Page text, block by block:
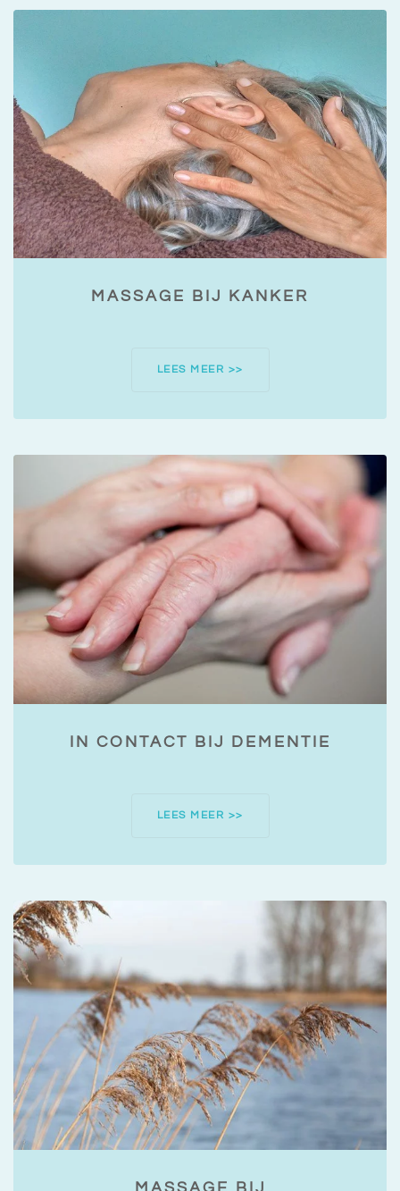
MASSAGE BIJ KANKER
LEES MEER >>
IN CONTACT BIJ DEMENTIE
LEES MEER >>
MASSAGE BIJ